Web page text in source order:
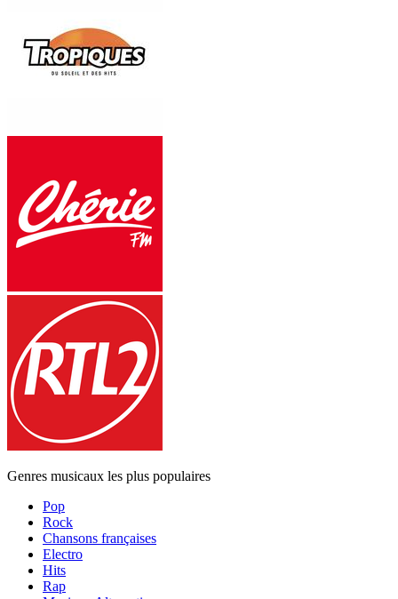
Genres musicaux les plus populaires
Pop
Rock
Chansons françaises
Electro
Hits
Rap